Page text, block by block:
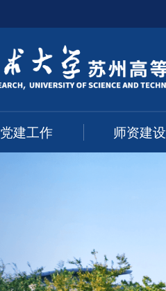
党建工作 师资建设